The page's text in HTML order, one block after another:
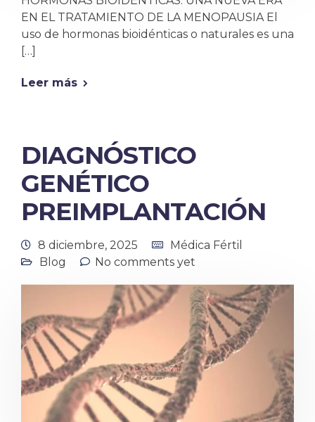
EN EL TRATAMIENTO DE LA MENOPAUSIA El
uso de hormonas bioidénticas o naturales es una
[…]
Leer más
DIAGNÓSTICO
GENÉTICO
PREIMPLANTACIÓN
8 diciembre, 2025
Médica Fértil
Blog
No comments yet